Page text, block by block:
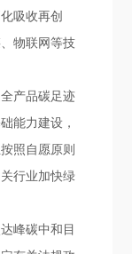
吸收再创
物联网等技
产品碳足迹
能力建设，
照自愿原则
行业加快绿
峰碳中和目